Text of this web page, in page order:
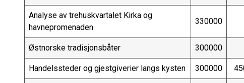
Analyse av trehuskvartalet Kirka og
havnepromenaden
330000
Østnorske tradisjonsbåter 300000
Handelssteder og gjestgiverier langs kysten 300000